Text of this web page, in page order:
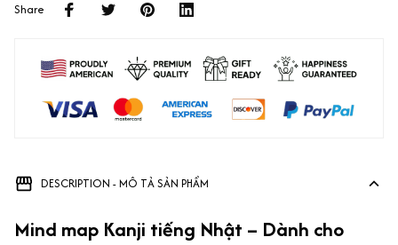
Share
DESCRIPTION - MÔ TẢ SẢN PHẨM
Mind map Kanji tiếng Nhật – Dành cho